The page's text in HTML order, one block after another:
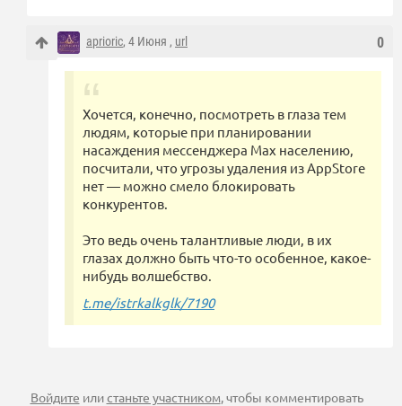
0
aprioric, 4 Июня , url
Хочется, конечно, посмотреть в глаза тем
людям, которые при планировании
насаждения мессенджера Мах населению,
посчитали, что угрозы удаления из AppStore
нет — можно смело блокировать
конкурентов.
Это ведь очень талантливые люди, в их
глазах должно быть что-то особенное, какое-
нибудь волшебство.
t.me/istrkalkglk/7190
Войдите илистаньте участником, чтобы комментировать